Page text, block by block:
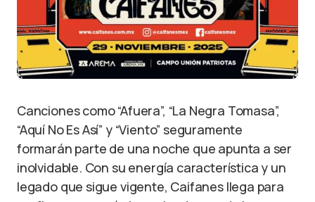
Canciones como “Afuera”, “La Negra Tomasa”,
“Aquí No Es Así” y “Viento” seguramente
formarán parte de una noche que apunta a ser
inolvidable. Con su energía característica y un
legado que sigue vigente, Caifanes llega para